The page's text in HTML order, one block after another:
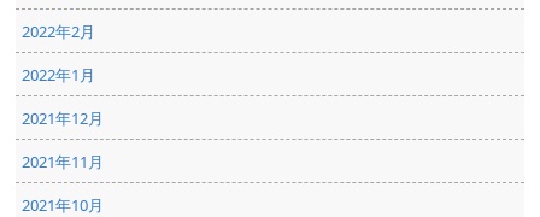
2022年2月
2022年1月
2021年12月
2021年11月
2021年10月